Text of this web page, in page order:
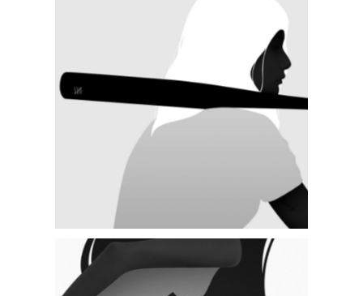
WIDE SLIDER